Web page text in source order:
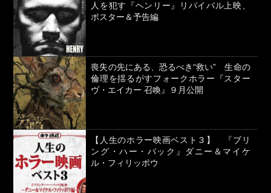
人を犯す『ヘンリー』リバイバル上映、
ポスター＆予告編
喪失の先にある、恐るべき“救い” 生命の
倫理を揺るがすフォークホラー『スター
ヴ・エイカー 召喚』９月公開
【人生のホラー映画ベスト３】 『ブリ
ング・ハー・バック』ダニー＆マイケ
ル・フィリッポウ